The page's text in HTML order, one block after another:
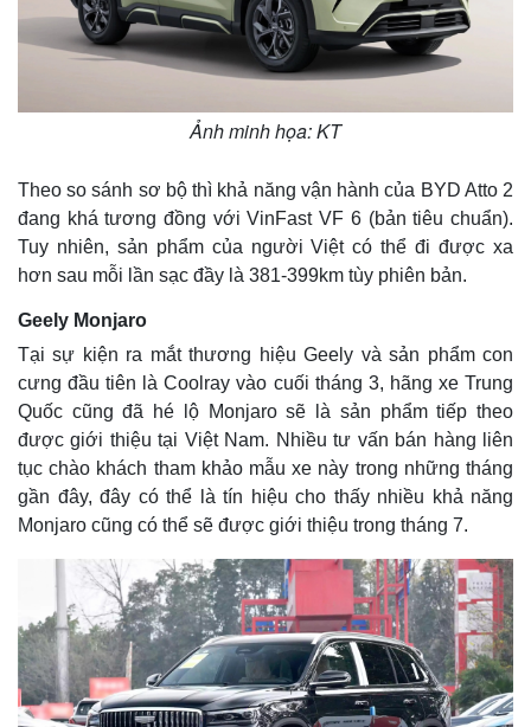
Bất động sản
Thị trường
Giá vàng
Tiêu dùng
Chứng khoán
Giá cà phê
Ảnh minh họa: KT
Theo so sánh sơ bộ thì khả năng vận hành của BYD Atto 2
đang khá tương đồng với VinFast VF 6 (bản tiêu chuẩn).
Tuy nhiên, sản phẩm của người Việt có thể đi được xa
hơn sau mỗi lần sạc đầy là 381-399km tùy phiên bản.
Geely Monjaro
Tại sự kiện ra mắt thương hiệu Geely và sản phẩm con
cưng đầu tiên là Coolray vào cuối tháng 3, hãng xe Trung
Quốc cũng đã hé lộ Monjaro sẽ là sản phẩm tiếp theo
được giới thiệu tại Việt Nam. Nhiều tư vấn bán hàng liên
tục chào khách tham khảo mẫu xe này trong những tháng
gần đây, đây có thể là tín hiệu cho thấy nhiều khả năng
Monjaro cũng có thể sẽ được giới thiệu trong tháng 7.